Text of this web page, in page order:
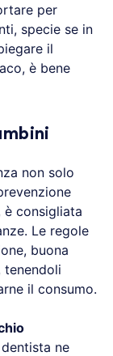
per
specie se in
il
è bene
non solo
è consigliata
Le regole
buona
tenendoli
il consumo.
ne